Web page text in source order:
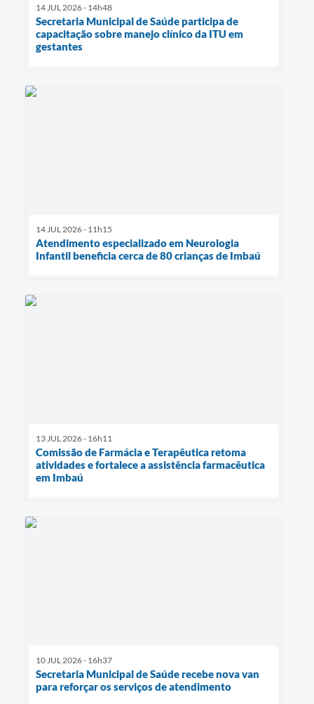
14 JUL 2026 - 14h48
Secretaria Municipal de Saúde participa de
capacitação sobre manejo clínico da ITU em
gestantes
14 JUL 2026 - 11h15
Atendimento especializado em Neurologia
Infantil beneficia cerca de 80 crianças de Imbaú
13 JUL 2026 - 16h11
Comissão de Farmácia e Terapêutica retoma
atividades e fortalece a assistência farmacêutica
em Imbaú
10 JUL 2026 - 16h37
Secretaria Municipal de Saúde recebe nova van
para reforçar os serviços de atendimento